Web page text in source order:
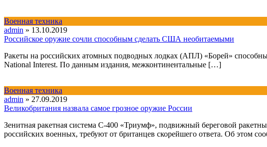
Военная техника
admin » 13.10.2019
Российское оружие сочли способным сделать США необитаемыми
Ракеты на российских атомных подводных лодках (АПЛ) «Борей»
National Interest. По данным издания, межконтинентальные […]
Военная техника
admin » 27.09.2019
Великобритания назвала самое грозное оружие России
Зенитная ракетная система С-400 «Триумф», подвижный береговой
российских военных, требуют от британцев скорейшего ответа. Об этом